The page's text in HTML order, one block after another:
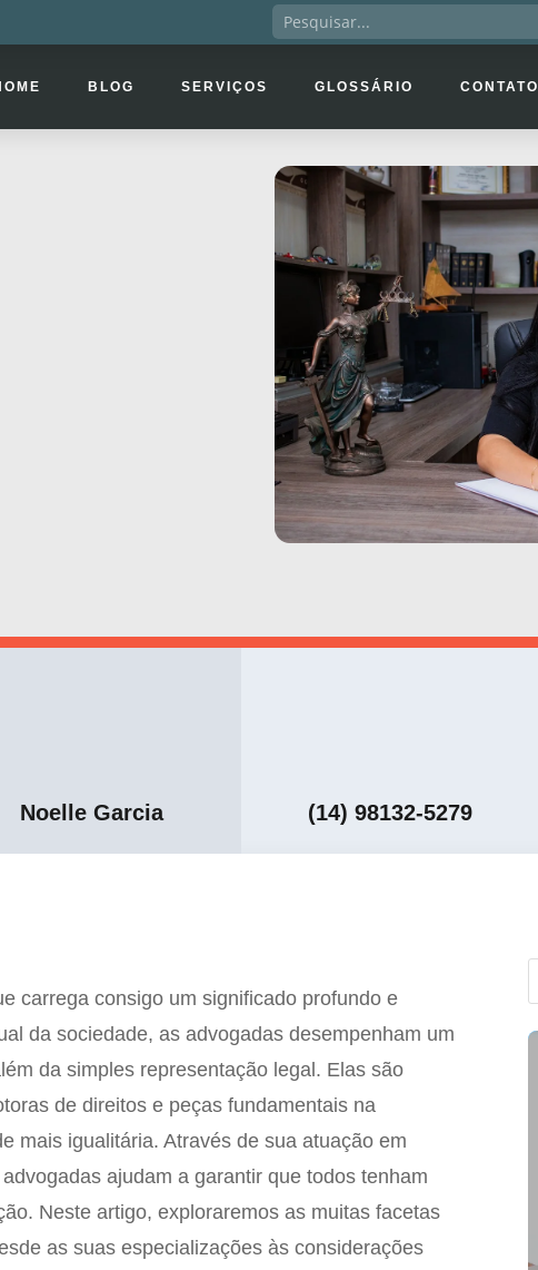
BLOG SERVIÇOS GLOSSÁRIO CONTATO
Noelle Garcia (14) 98132-5279
carrega consigo um significado profundo e
da sociedade, as advogadas desempenham um
da simples representação legal. Elas são
de direitos e peças fundamentais na
mais igualitária. Através de sua atuação em
ajudam a garantir que todos tenham
Neste artigo, exploraremos as muitas facetas
as suas especializações às considerações